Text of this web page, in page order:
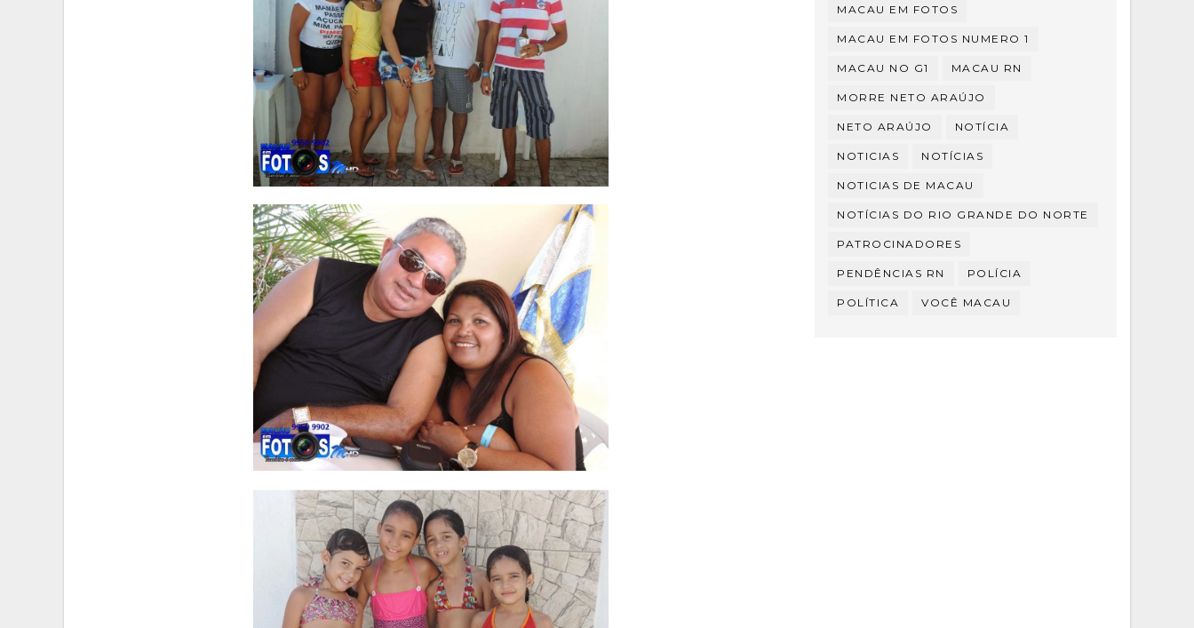
MACAU EM FOTOS
MACAU EM FOTOS NUMERO 1
MACAU NO G1 MACAU RN
MORRE NETO ARAÚJO
NETO ARAÚJO NOTÍCIA
NOTICIAS NOTÍCIAS
NOTICIAS DE MACAU
NOTÍCIAS DO RIO GRANDE DO NORTE
PATROCINADORES
PENDÊNCIAS RN POLÍCIA
POLÍTICA VOCÊ MACAU